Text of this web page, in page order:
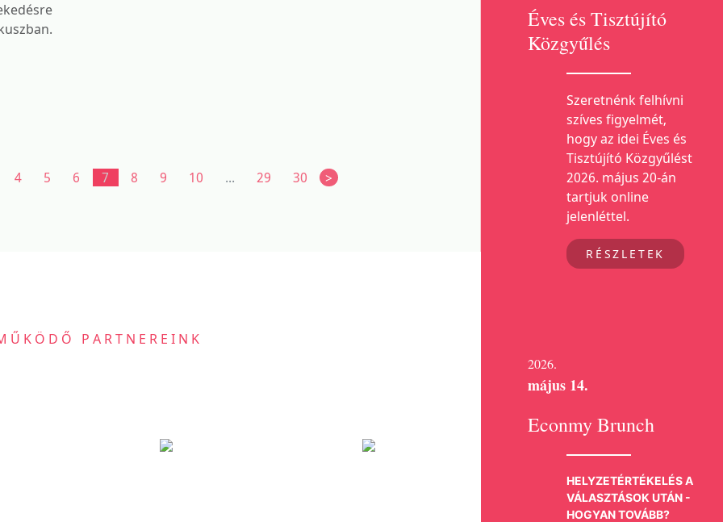
Éves és Tisztújító
Közgyűlés
Szeretnénk felhívni
szíves figyelmét,
hogy az idei Éves és
Tisztújító Közgyűlést
2026. május 20-án
tartjuk online
jelenléttel.
RÉSZLETEK
2026.
május 14.
Econmy Brunch
HELYZETÉRTÉKELÉS A
VÁLASZTÁSOK UTÁN -
HOGYAN TOVÁBB?
4 5 6 7 8 9 10 ... 29 30 >
PARTNEREINK